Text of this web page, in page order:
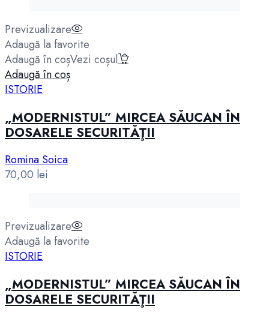
Previzualizare
Adaugă la favorite
Adaugă în coșVezi coșul
Adaugă în coș
ISTORIE
„MODERNISTUL” MIRCEA SĂUCAN ÎN
DOSARELE SECURITĂŢII
Romina Soica
70,00 lei
Previzualizare
Adaugă la favorite
ISTORIE
„MODERNISTUL” MIRCEA SĂUCAN ÎN
DOSARELE SECURITĂŢII